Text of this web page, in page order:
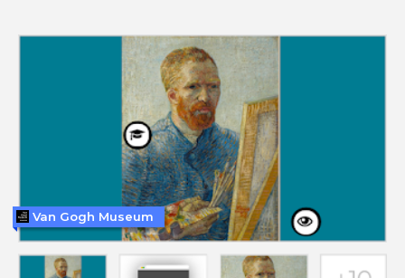
Van Gogh Museum